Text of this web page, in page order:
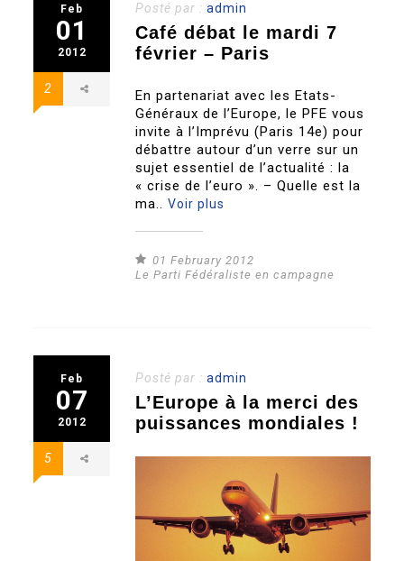
Feb
01
2012
2
Posté par :admin
Café débat le mardi 7
février – Paris
En partenariat avec les Etats-
Généraux de l’Europe, le PFE vous
invite à l’Imprévu (Paris 14e) pour
débattre autour d’un verre sur un
sujet essentiel de l’actualité : la
« crise de l’euro ». – Quelle est la
ma..Voir plus
01 February 2012
Le Parti Fédéraliste en campagne
Feb
07
2012
5
Posté par :admin
L’Europe à la merci des
puissances mondiales !